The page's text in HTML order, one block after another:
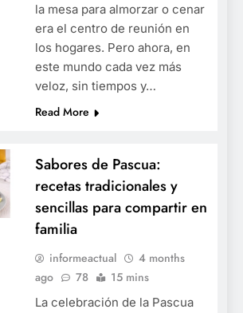
la mesa para almorzar o cenar
era el centro de reunión en
los hogares. Pero ahora, en
este mundo cada vez más
veloz, sin tiempos y…
Read More
Sabores de Pascua:
recetas tradicionales y
sencillas para compartir en
familia
informeactual
4 months
ago
78 15 mins
La celebración de la Pascua